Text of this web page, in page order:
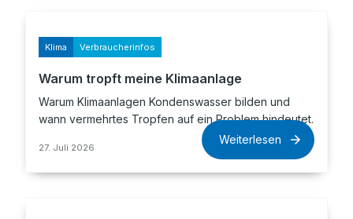
Klima Verbraucherinfos
Warum tropft meine Klimaanlage
Warum Klimaanlagen Kondenswasser bilden und
wann vermehrtes Tropfen auf ein Problem hindeutet.
27. Juli 2026
Weiterlesen